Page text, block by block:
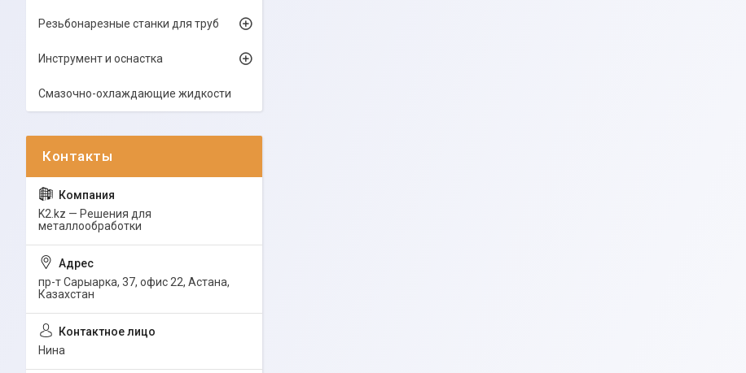
Резьбонарезные станки для труб
Инструмент и оснастка
Смазочно-охлаждающие жидкости
K2.kz — Решения для
металлообработки
пр-т Сарыарка, 37, офис 22, Астана,
Казахстан
Нина